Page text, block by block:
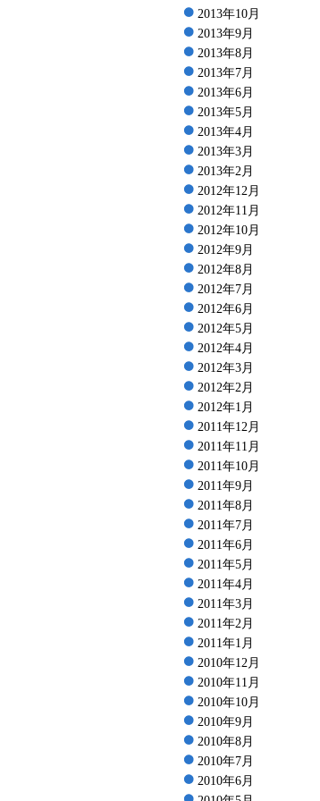
2013年10月
2013年9月
2013年8月
2013年7月
2013年6月
2013年5月
2013年4月
2013年3月
2013年2月
2012年12月
2012年11月
2012年10月
2012年9月
2012年8月
2012年7月
2012年6月
2012年5月
2012年4月
2012年3月
2012年2月
2012年1月
2011年12月
2011年11月
2011年10月
2011年9月
2011年8月
2011年7月
2011年6月
2011年5月
2011年4月
2011年3月
2011年2月
2011年1月
2010年12月
2010年11月
2010年10月
2010年9月
2010年8月
2010年7月
2010年6月